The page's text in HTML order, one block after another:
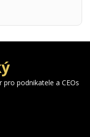
podnikatele a CEOs